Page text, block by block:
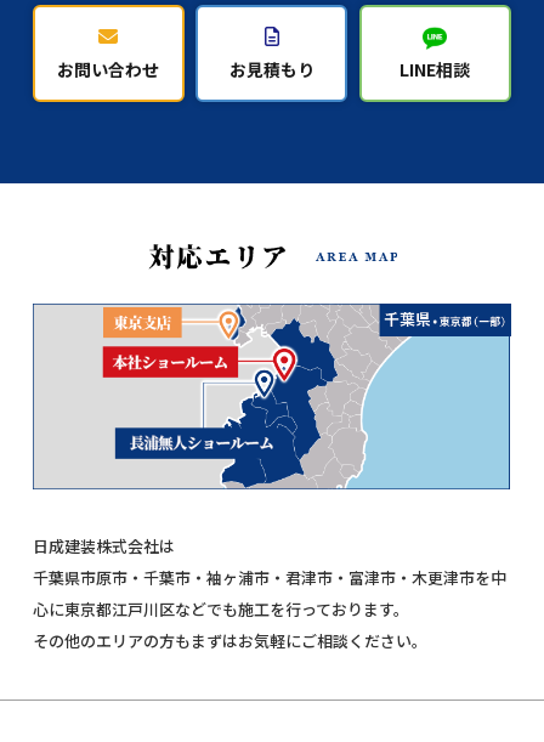
お問い合わせ お見積もり LINE相談
日成建装株式会社は
千葉県市原市・千葉市・袖ヶ浦市・君津市・富津市・木更津市を中
心に東京都江戸川区などでも施工を行っております。
その他のエリアの方もまずはお気軽にご相談ください。